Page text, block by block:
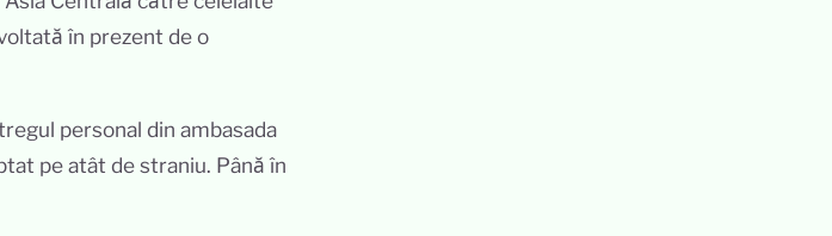
în prezent de o
personal din ambasada
pe atât de straniu. Până în